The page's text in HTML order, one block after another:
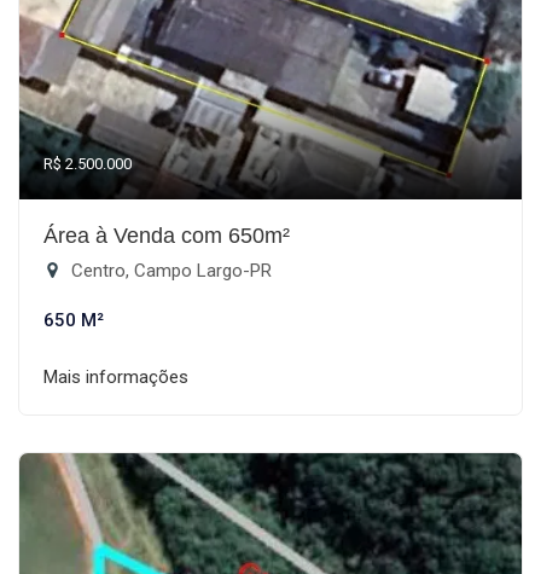
R$ 2.500.000
Área à Venda com 650m²
Centro, Campo Largo-PR
650 M²
Mais informações